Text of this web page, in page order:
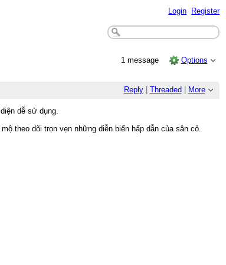
Login Register
1 message Options
Reply| Threaded More
dễ sử dụng.
theo dõi trọn vẹn những diễn biến hấp dẫn của sân cỏ.